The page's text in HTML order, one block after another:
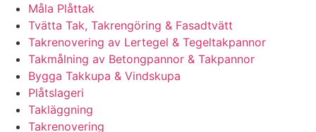
Måla Plåttak
Tvätta Tak, Takrengöring & Fasadtvätt
Takrenovering av Lertegel & Tegeltakpannor
Takmålning av Betongpannor & Takpannor
Bygga Takkupa & Vindskupa
Plåtslageri
Takläggning
Takrenovering